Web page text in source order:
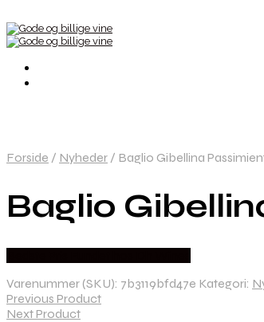
Forside / Nyheder / Baglio Gibellina
Baglio
Varenummer (SKU): 7b3119bfd47e Kategori:
Previous Product
Next Product